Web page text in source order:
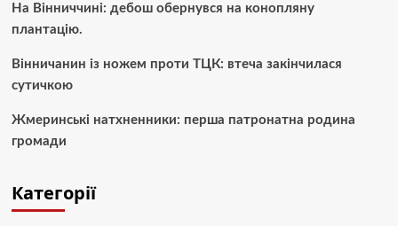
На Вінниччині: дебош обернувся на конопляну
плантацію.
Вінничанин із ножем проти ТЦК: втеча закінчилася
сутичкою
Жмеринські натхненники: перша патронатна родина
громади
Категорії